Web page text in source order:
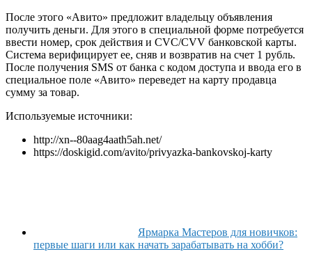
После этого «Авито» предложит владельцу объявления
получить деньги. Для этого в специальной форме потребуется
ввести номер, срок действия и CVC/CVV банковской карты.
Система верифицирует ее, сняв и возвратив на счет 1 рубль.
После получения SMS от банка с кодом доступа и ввода его в
специальное поле «Авито» переведет на карту продавца
сумму за товар.
Используемые источники:
http://xn--80aag4aath5ah.net/
https://doskigid.com/avito/privyazka-bankovskoj-karty
Ярмарка Мастеров для новичков:
первые шаги или как начать зарабатывать на хобби?